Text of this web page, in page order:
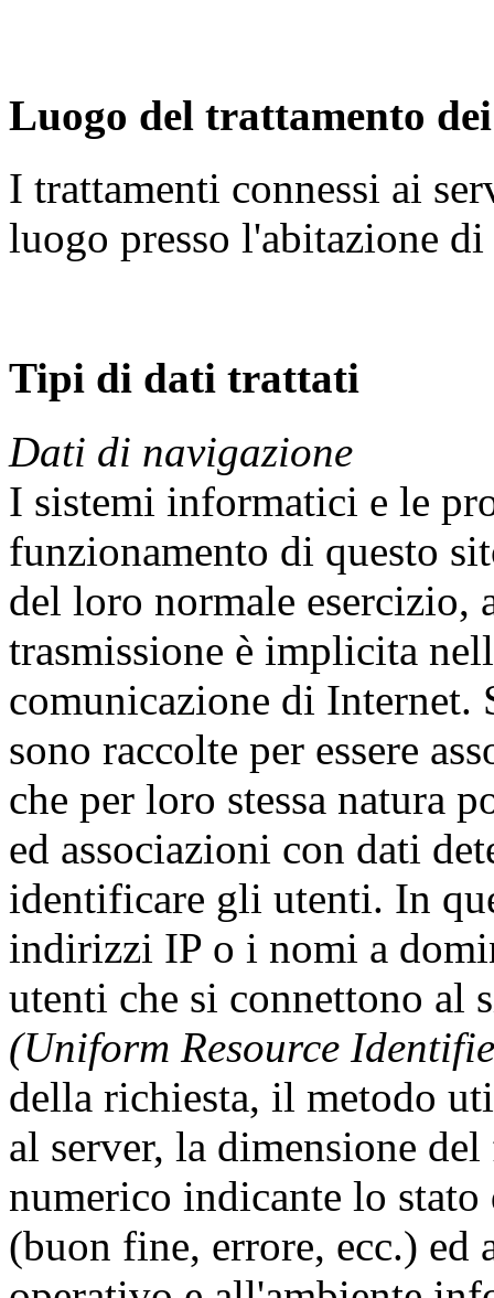
Luogo del trattamento
I trattamenti connessi ai
luogo presso l'abitazione
Tipi di dati trattati
Dati di navigazione
I sistemi informatici e le
funzionamento di questo
del loro normale esercizio,
trasmissione è implicita
comunicazione di
sono raccolte per essere
che per loro stessa natura
ed associazioni con dati
identificare gli utenti. In
indirizzi IP o i nomi a
utenti che si connettono
(Uniform Resource
della richiesta, il metodo
al server, la dimensione
numerico indicante lo stato
(buon fine, errore, ecc.)